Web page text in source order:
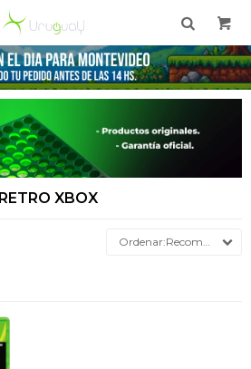
RETRO XBOX
Recomendados